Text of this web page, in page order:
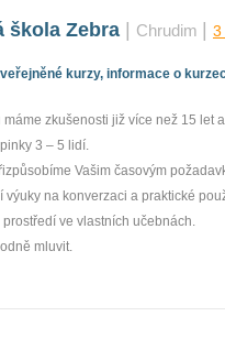
škola Zebra Chrudim 3
kurzy, informace o
máme zkušenosti již více než 15 let
3 – 5 lidí.
Vašim časovým
výuky na konverzaci a praktické
prostředí ve vlastních učebnách.
mluvit.